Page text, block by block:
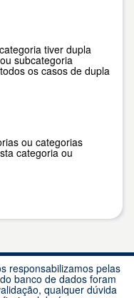
tiver dupla
subcategoria
os casos de dupla
ou categorias
categoria ou
responsabilizamos pelas
banco de dados foram
qualquer dúvida